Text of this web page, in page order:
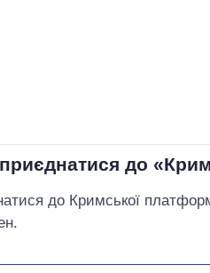
до
до Кримської